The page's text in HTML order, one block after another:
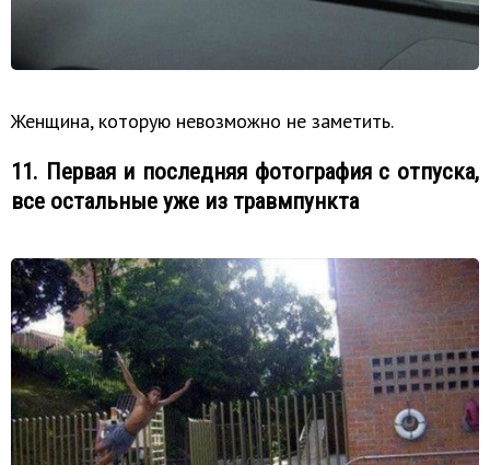
Женщина, которую невозможно не заметить.
11. Первая и последняя фотография с отпуска,
все остальные уже из травмпункта